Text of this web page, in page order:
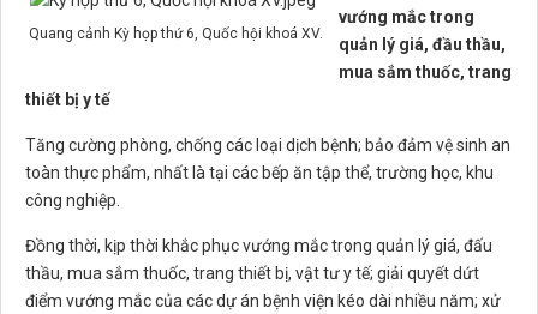
Quang cảnh Kỳ họp thứ 6, Quốc hội khoá XV.
vướng mắc trong
quản lý giá, đầu thầu,
mua sắm thuốc, trang
thiết bị y tế
Tăng cường phòng, chống các loại dịch bệnh; bảo đảm vệ sinh an
toàn thực phẩm, nhất là tại các bếp ăn tập thể, trường học, khu
công nghiệp.
Đồng thời, kịp thời khắc phục vướng mắc trong quản lý giá, đấu
thầu, mua sắm thuốc, trang thiết bị, vật tư y tế; giải quyết dứt
điểm vướng mắc của các dự án bệnh viện kéo dài nhiều năm; xử